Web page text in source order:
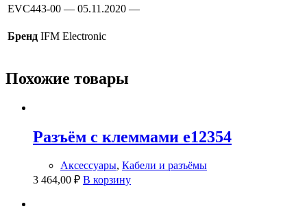
EVC443-00 — 05.11.2020 —
Бренд IFM Electronic
Похожие товары
Разъём с клеммами e12354
Аксессуары, Кабели и разъёмы
3 464,00 ₽ В корзину